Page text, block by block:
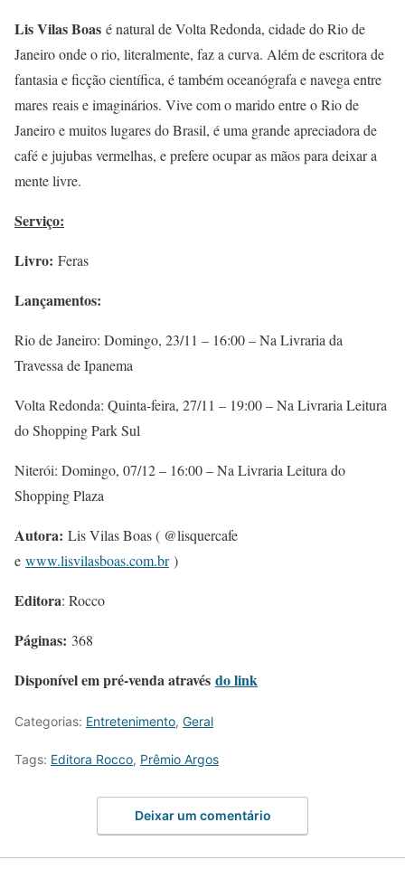
Lis Vilas Boas é natural de Volta Redonda, cidade do Rio de
Janeiro onde o rio, literalmente, faz a curva. Além de escritora de
fantasia e ficção científica, é também oceanógrafa e navega entre
mares reais e imaginários. Vive com o marido entre o Rio de
Janeiro e muitos lugares do Brasil, é uma grande apreciadora de
café e jujubas vermelhas, e prefere ocupar as mãos para deixar a
mente livre.
Serviço:
Livro: Feras
Lançamentos:
Rio de Janeiro: Domingo, 23/11 – 16:00 – Na Livraria da
Travessa de Ipanema
Volta Redonda: Quinta-feira, 27/11 – 19:00 – Na Livraria Leitura
do Shopping Park Sul
Niterói: Domingo, 07/12 – 16:00 – Na Livraria Leitura do
Shopping Plaza
Autora: Lis Vilas Boas ( @lisquercafe
e www.lisvilasboas.com.br)
Editora: Rocco
Páginas: 368
Disponível em pré-venda através do link
Categorias: Entretenimento, Geral
Tags: Editora Rocco, Prêmio Argos
Deixar um comentário